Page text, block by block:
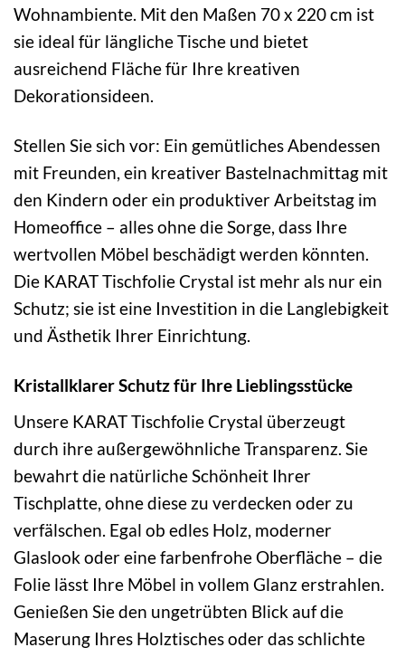
Wohnambiente. Mit den Maßen 70 x 220 cm ist
sie ideal für längliche Tische und bietet
ausreichend Fläche für Ihre kreativen
Dekorationsideen.
Stellen Sie sich vor: Ein gemütliches Abendessen
mit Freunden, ein kreativer Bastelnachmittag mit
den Kindern oder ein produktiver Arbeitstag im
Homeoffice – alles ohne die Sorge, dass Ihre
wertvollen Möbel beschädigt werden könnten.
Die KARAT Tischfolie Crystal ist mehr als nur ein
Schutz; sie ist eine Investition in die Langlebigkeit
und Ästhetik Ihrer Einrichtung.
Kristallklarer Schutz für Ihre Lieblingsstücke
Unsere KARAT Tischfolie Crystal überzeugt
durch ihre außergewöhnliche Transparenz. Sie
bewahrt die natürliche Schönheit Ihrer
Tischplatte, ohne diese zu verdecken oder zu
verfälschen. Egal ob edles Holz, moderner
Glaslook oder eine farbenfrohe Oberfläche – die
Folie lässt Ihre Möbel in vollem Glanz erstrahlen.
Genießen Sie den ungetrübten Blick auf die
Maserung Ihres Holztisches oder das schlichte